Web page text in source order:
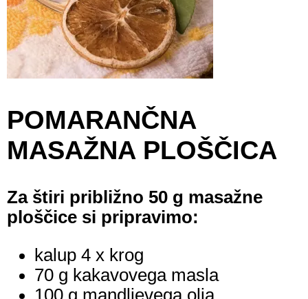
POMARANČNA
MASAŽNA PLOŠČICA
Za štiri približno 50 g masažne
ploščice si pripravimo:
kalup 4 x krog
70 g kakavovega masla
100 g mandljevega olja